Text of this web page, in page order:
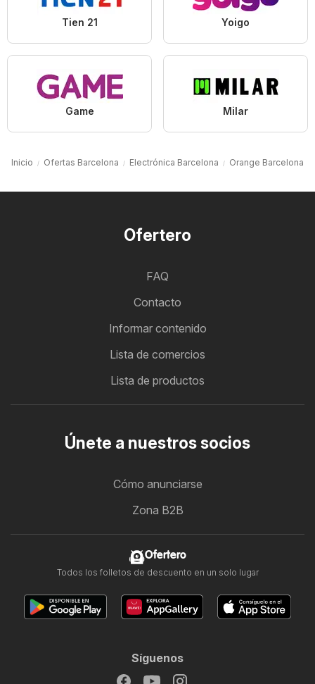
Tien 21 Yoigo
Game Milar
Inicio Ofertas Barcelona Electrónica Barcelona Orange Barcelona
Ofertero
FAQ
Contacto
Informar contenido
Lista de comercios
Lista de productos
Únete a nuestros socios
Cómo anunciarse
Zona B2B
Ofertero
Todos los folletos de descuento en un solo lugar
Síguenos